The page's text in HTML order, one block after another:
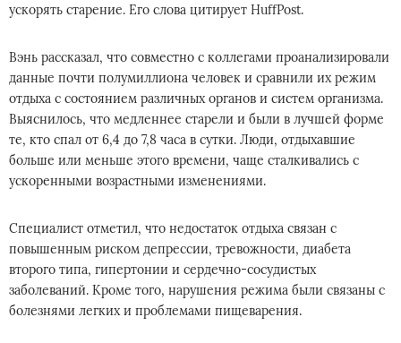
ускорять старение. Его слова цитирует HuffPost.
Вэнь рассказал, что совместно с коллегами проанализировали
данные почти полумиллиона человек и сравнили их режим
отдыха с состоянием различных органов и систем организма.
Выяснилось, что медленнее старели и были в лучшей форме
те, кто спал от 6,4 до 7,8 часа в сутки. Люди, отдыхавшие
больше или меньше этого времени, чаще сталкивались с
ускоренными возрастными изменениями.
Специалист отметил, что недостаток отдыха связан с
повышенным риском депрессии, тревожности, диабета
второго типа, гипертонии и сердечно-сосудистых
заболеваний. Кроме того, нарушения режима были связаны с
болезнями легких и проблемами пищеварения.